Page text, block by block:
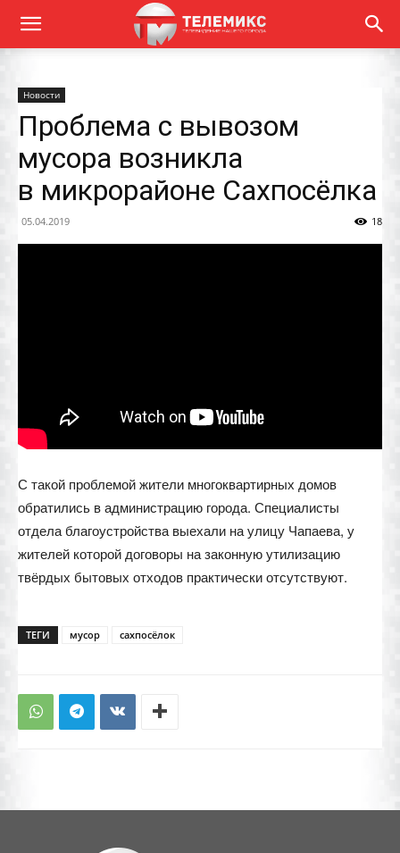
Новости
Проблема с вывозом
мусора возникла
в микрорайоне Сахпосёлка
05.04.2019 18
С такой проблемой жители многоквартирных домов
обратились в администрацию города. Специалисты
отдела благоустройства выехали на улицу Чапаева, у
жителей которой договоры на законную утилизацию
твёрдых бытовых отходов практически отсутствуют.
ТЕГИ мусор сахпосёлок